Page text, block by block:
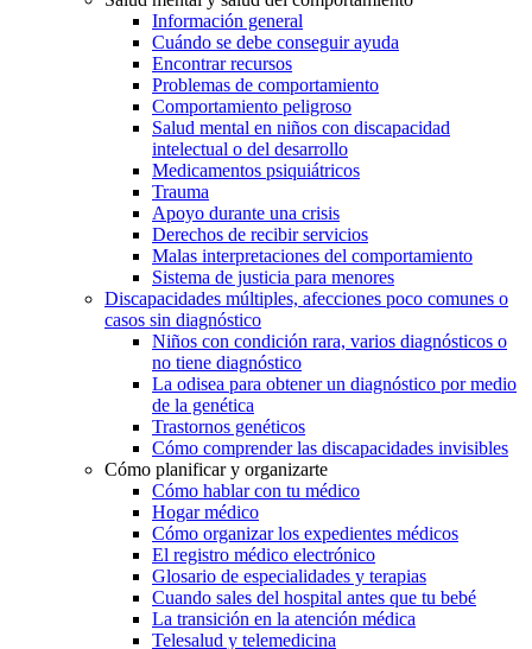
Información general
Cuándo se debe conseguir ayuda
Encontrar recursos
Problemas de comportamiento
Comportamiento peligroso
Salud mental en niños con discapacidad
intelectual o del desarrollo
Medicamentos psiquiátricos
Trauma
Apoyo durante una crisis
Derechos de recibir servicios
Malas interpretaciones del comportamiento
Sistema de justicia para menores
Discapacidades múltiples, afecciones poco comunes o
casos sin diagnóstico
Niños con condición rara, varios diagnósticos o
no tiene diagnóstico
La odisea para obtener un diagnóstico por medio
de la genética
Trastornos genéticos
Cómo comprender las discapacidades invisibles
Cómo planificar y organizarte
Cómo hablar con tu médico
Hogar médico
Cómo organizar los expedientes médicos
El registro médico electrónico
Glosario de especialidades y terapias
Cuando sales del hospital antes que tu bebé
La transición en la atención médica
Telesalud y telemedicina